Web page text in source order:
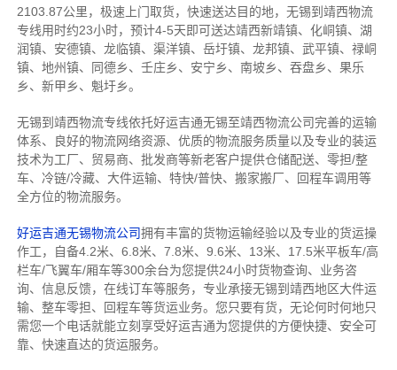
2103.87公里， 极速上门取货，快速送达目的地，无锡到靖西物流
专线用时约23小时，预计4-5天即可送达靖西新靖镇、化峒镇、湖
润镇、安德镇、龙临镇、渠洋镇、岳圩镇、龙邦镇、武平镇、禄峒
镇、地州镇、同德乡、壬庄乡、安宁乡、南坡乡、吞盘乡、果乐
乡、新甲乡、魁圩乡。
无锡到靖西物流专线依托好运吉通无锡至靖西物流公司完善的运输
体系、良好的物流网络资源、优质的物流服务质量以及专业的装运
技术为工厂、贸易商、批发商等新老客户提供仓储配送、零担/整
车、冷链/冷藏、大件运输、特快/普快、搬家搬厂、回程车调用等
全方位的物流服务。
好运吉通无锡物流公司拥有丰富的货物运输经验以及专业的货运操
作工，自备4.2米、6.8米、7.8米、9.6米、13米、17.5米平板车/高
栏车/飞翼车/厢车等300余台为您提供24小时货物查询、业务咨
询、信息反馈，在线订车等服务， 专业承接无锡到靖西地区大件运
输、整车零担、回程车等货运业务。 您只要有货，无论何时何地只
需您一个电话就能立刻享受好运吉通为您提供的方便快捷、安全可
靠、快速直达的货运服务。